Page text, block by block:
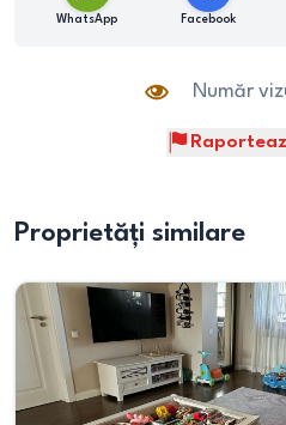
WhatsApp Facebook
Număr
Proprietăți similare